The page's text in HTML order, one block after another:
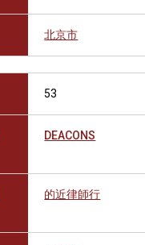
北京市
53
DEACONS
的近律師行